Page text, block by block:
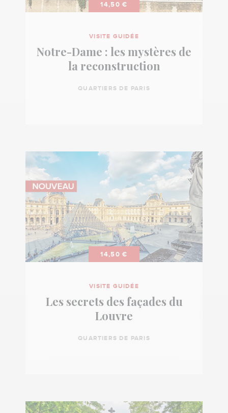
14,50 €
VISITE GUIDÉE
Notre-Dame : les mystères de
la reconstruction
QUARTIERS DE PARIS
14,50 €
VISITE GUIDÉE
Les secrets des façades du
Louvre
QUARTIERS DE PARIS